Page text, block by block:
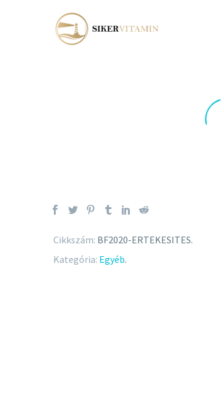
Cikkszám: BF2020-ERTEKESITES.
Kategória: Egyéb.